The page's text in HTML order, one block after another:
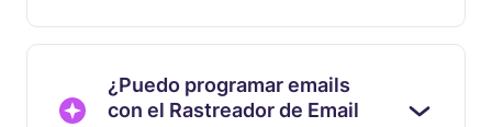
¿Puedo programar emails
con el Rastreador de Email